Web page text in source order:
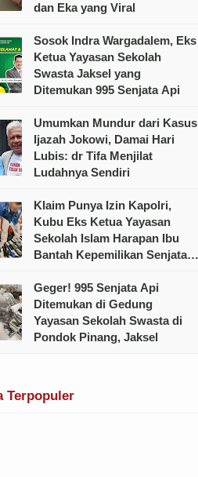
dan Eka yang Viral
Sosok Indra Wargadalem, Eks
Ketua Yayasan Sekolah
Swasta Jaksel yang
Ditemukan 995 Senjata Api
Umumkan Mundur dari Kasus
Ijazah Jokowi, Damai Hari
Lubis: dr Tifa Menjilat
Ludahnya Sendiri
Klaim Punya Izin Kapolri,
Kubu Eks Ketua Yayasan
Sekolah Islam Harapan Ibu
Bantah Kepemilikan Senjata
Geger! 995 Senjata Api
Ditemukan di Gedung
Yayasan Sekolah Swasta di
Pondok Pinang, Jaksel
Terpopuler